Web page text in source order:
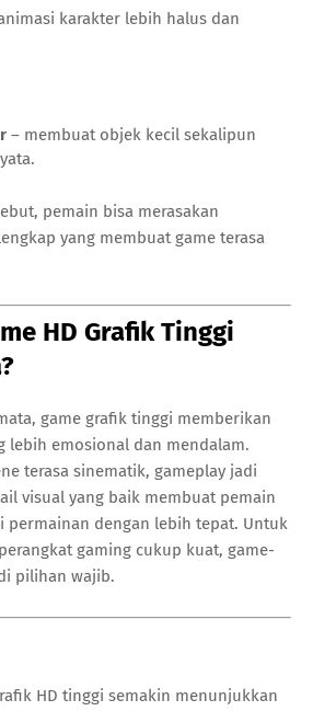
karakter lebih halus dan
– membuat objek kecil sekalipun
pemain bisa merasakan
yang membuat game terasa
HD Grafik Tinggi
game grafik tinggi memberikan
lebih emosional dan mendalam.
terasa sinematik, gameplay jadi
visual yang baik membuat pemain
permainan dengan lebih tepat. Untuk
gaming cukup kuat, game-
pilihan wajib.
HD tinggi semakin menunjukkan